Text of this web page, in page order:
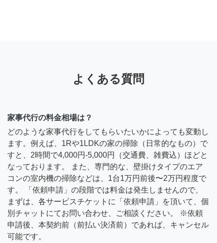
よくある質問
家事代行の料金相場は？
どのような家事代行をしてもらいたいかによっても変動し
ます。例えば、1Rや1LDKの家の掃除（日常的なもの）で
すと、2時間で4,000円-5,000円（交通費、雑費込）ほどと
なっております。 また、専門的な、壁掛けタイプのエア
コンの室内機の掃除などは、1台1万円前後〜2万円程度で
す。 「依頼申請」の段階では料金は発生しませんので、
まずは、各サービスチケットに「依頼申請」を頂いて、個
別チャットにてお問い合わせ、ご相談ください。 ※依頼
申請後、本契約前（前払い決済前）であれば、キャンセル
可能です。